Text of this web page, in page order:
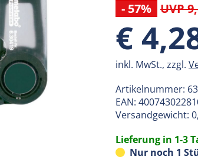
- 57% UVP
€
inkl. MwSt., zzgl.
Artikelnummer:
EAN:
Versandgewicht:
Lieferung in 1-3
Nur noch 1